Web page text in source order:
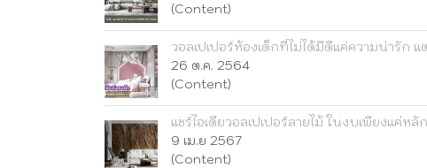
(Content)
วอลเปเปอร์ห้องเด็กที่ไม่ได้มีดีแค่ความน่ารัก
26 ต.ค. 2564
(Content)
แชร์ไอเดียวอลเปเปอร์ลายไม้ ในงบเพียงแค่ห
9 เม.ย 2567
(Content)